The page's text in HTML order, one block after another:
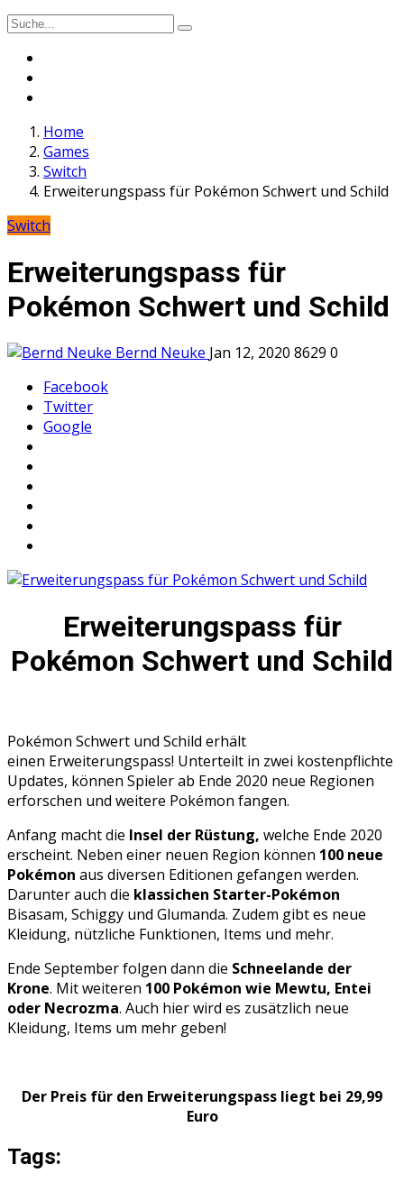
Home
Games
Switch
Erweiterungspass für Pokémon Schwert und Schild
Switch
Erweiterungspass für
Pokémon Schwert und Schild
Bernd Neuke Jan 12, 2020 8629 0
Facebook
Twitter
Google
Erweiterungspass für
Pokémon Schwert und Schild
Pokémon Schwert und Schild erhält
einen Erweiterungspass! Unterteilt in zwei kostenpflichte
Updates, können Spieler ab Ende 2020 neue Regionen
erforschen und weitere Pokémon fangen.
Anfang macht die Insel der Rüstung, welche Ende 2020
erscheint. Neben einer neuen Region können 100 neue
Pokémon aus diversen Editionen gefangen werden.
Darunter auch die klassichen Starter-Pokémon
Bisasam, Schiggy und Glumanda. Zudem gibt es neue
Kleidung, nützliche Funktionen, Items und mehr.
Ende September folgen dann die Schneelande der
Krone. Mit weiteren 100 Pokémon wie Mewtu, Entei
oder Necrozma. Auch hier wird es zusätzlich neue
Kleidung, Items um mehr geben!
Der Preis für den Erweiterungspass liegt bei 29,99
Euro
Tags: